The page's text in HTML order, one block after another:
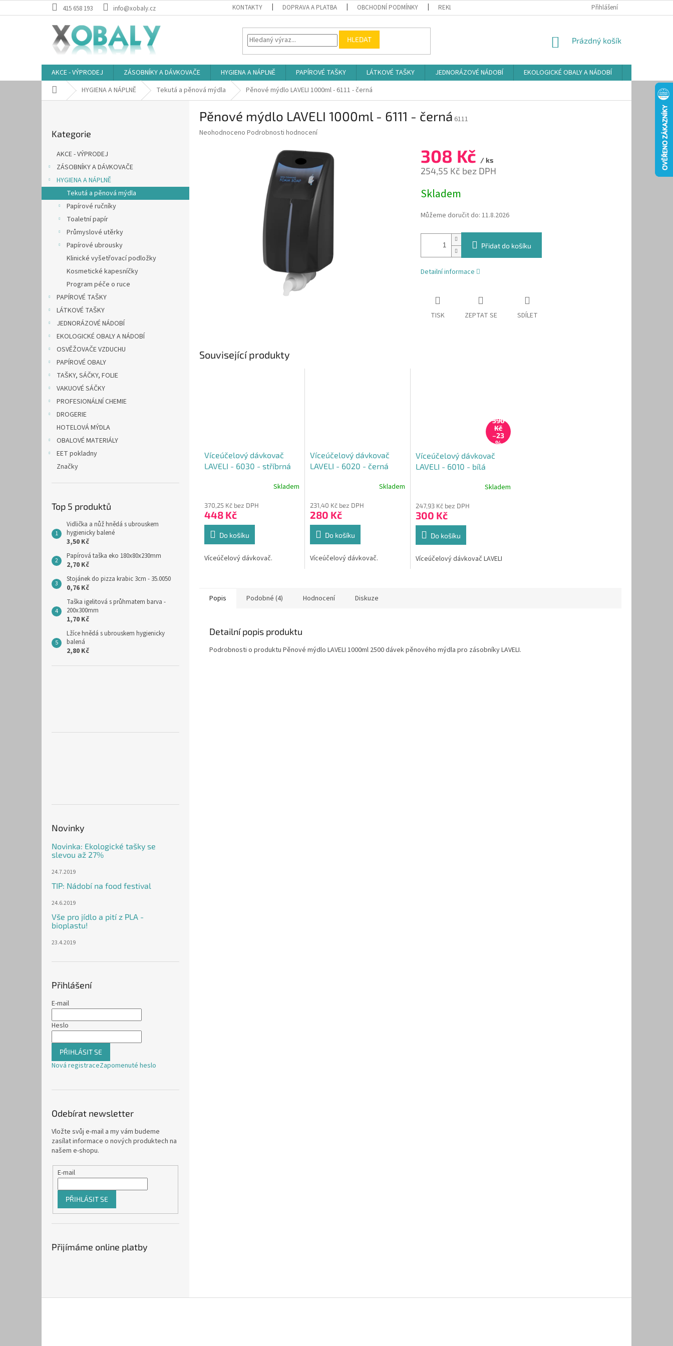
na
415 658 193 info@xobaly.cz KONTAKTY DOPRAVA A PLATBA OBCHODNÍ PODMÍNKY REKLAMAČNÍ ŘÁD ZÁSADY POUŽÍVÁNÍ SOUBORŮ COOKIES
Přihlášení
HLEDAT
NÁKUPNÍ
Prázdný košík
AKCE - VÝPRODEJ ZÁSOBNÍKY A DÁVKOVAČE HYGIENA A NÁPLNĚ PAPÍROVÉ TAŠKY LÁTKOVÉ TAŠKY JEDNORÁZOVÉ NÁDOBÍ EKOLOGICKÉ OBALY A NÁDOBÍ
Domů HYGIENA A NÁPLNĚ Tekutá a pěnová mýdla Pěnové mýdlo LAVELI 1000ml - 6111 - černá
kategorie
Kategorie
AKCE - VÝPRODEJ
ZÁSOBNÍKY A DÁVKOVAČE
HYGIENA A NÁPLNĚ
Tekutá a pěnová mýdla
Papírové ručníky
Toaletní papír
Průmyslové utěrky
Papírové ubrousky
Klinické vyšetřovací podložky
Kosmetické kapesníčky
Program péče o ruce
PAPÍROVÉ TAŠKY
LÁTKOVÉ TAŠKY
JEDNORÁZOVÉ NÁDOBÍ
EKOLOGICKÉ OBALY A NÁDOBÍ
OSVĚŽOVAČE VZDUCHU
PAPÍROVÉ OBALY
TAŠKY, SÁČKY, FOLIE
VAKUOVÉ SÁČKY
PROFESIONÁLNÍ CHEMIE
DROGERIE
HOTELOVÁ MÝDLA
OBALOVÉ MATERIÁLY
EET pokladny
Značky
Top 5 produktů
Vidlička a nůž hnědá s ubrouskem
hygienicky balené
3,50 Kč
Papírová taška eko 180x80x230mm
2,70 Kč
Stojánek do pizza krabic 3cm - 35.0050
0,76 Kč
Taška igelitová s průhmatem barva -
200x300mm
1,70 Kč
Lžíce hnědá s ubrouskem hygienicky
balená
2,80 Kč
Novinky
Novinka: Ekologické tašky se
slevou až 27%
24.7.2019
TIP: Nádobí na food festival
24.6.2019
Vše pro jídlo a pití z PLA -
bioplastu!
23.4.2019
Přihlášení
E-mail
Heslo
PŘIHLÁSIT SE
Nová registraceZapomenuté heslo
Odebírat newsletter
Vložte svůj e-mail a my vám budeme
zasílat informace o nových produktech na
našem e-shopu.
E-mail
PŘIHLÁSIT SE
Přijímáme online platby
Pěnové mýdlo LAVELI 1000ml - 6111 - černá 6111
Průměrné
Neohodnoceno Podrobnosti hodnocení
308 Kč / ks
254,55 Kč bez DPH
cena:
Skladem
Můžeme doručit do: 11.8.2026
Přidat do košíku
Detailní informace
TISK ZEPTAT SE SDÍLET
Související produkty
Víceúčelový dávkovač
LAVELI - 6030 - stříbrná
produktu
je
5,0
5
hvězdiček.
Skladem
370,25 Kč bez DPH
448 Kč
Do košíku
Víceúčelový dávkovač.
Víceúčelový dávkovač
LAVELI - 6020 - černá
produktu
je
5,0
5
hvězdiček.
Skladem
231,40 Kč bez DPH
280 Kč
Do košíku
Víceúčelový dávkovač.
390
Kč
–23
%
Víceúčelový dávkovač
LAVELI - 6010 - bílá
produktu
je
5,0
5
hvězdiček.
Skladem
247,93 Kč bez DPH
300 Kč
Do košíku
Víceúčelový dávkovač LAVELI
Popis Podobné (4) Hodnocení Diskuze
Detailní popis produktu
Podrobnosti o produktu Pěnové mýdlo LAVELI 1000ml 2500 dávek pěnového mýdla pro zásobníky LAVELI.